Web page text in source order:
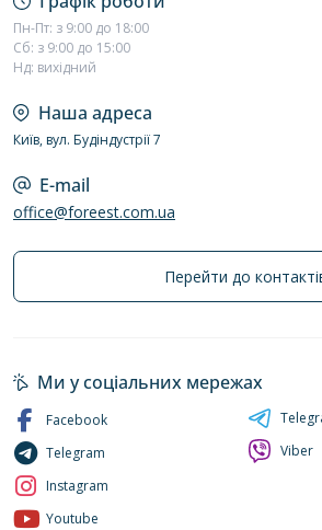
Пн-Пт: з 9:00 до 18:00
Сб: з 9:00 до 15:00
Нд: вихідний
Наша адреса
Київ, вул. Будіндустрії 7
E-mail
office@foreest.com.ua
Перейти до
Ми у соціальних мережах
Facebook
Telegram
Instagram
Youtube
Viber